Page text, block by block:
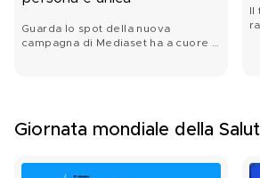
Guarda lo spot della nuova
campagna di Mediaset ha a cuore il
Il
Giornata mondiale della